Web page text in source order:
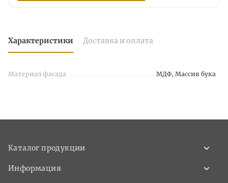
Характеристики Доставка и оплата
Материал фасада МДФ, Массив бука
Каталог продукции
Информация